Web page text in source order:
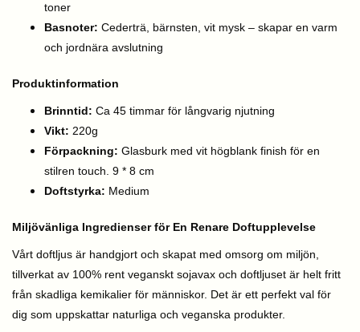
toner
Basnoter: Cederträ, bärnsten, vit mysk – skapar en varm
och jordnära avslutning
Produktinformation
Brinntid: Ca 45 timmar för långvarig njutning
Vikt: 220g
Förpackning: Glasburk med vit högblank finish för en
stilren touch. 9 * 8 cm
Doftstyrka: Medium
Miljövänliga Ingredienser för En Renare Doftupplevelse
Vårt doftljus är handgjort och skapat med omsorg om miljön,
tillverkat av 100% rent veganskt sojavax och doftljuset är helt fritt
från skadliga kemikalier för människor. Det är ett perfekt val för
dig som uppskattar naturliga och veganska produkter.